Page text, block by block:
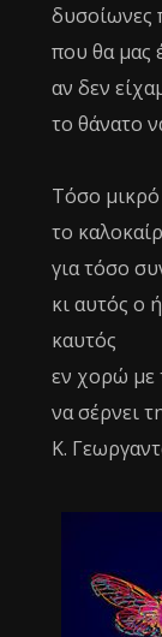
δυσοίωνες
που θα μας
αν δεν
το θάνατο
Τόσο
το
για τόσο
κι αυτός ο
καυτός
εν χορώ με
να σέρνει
Κ.